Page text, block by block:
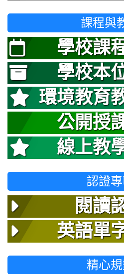
課程與
學校課
學校本
環境教育
公開授
線上教
認證
閱讀
英語單
精心規